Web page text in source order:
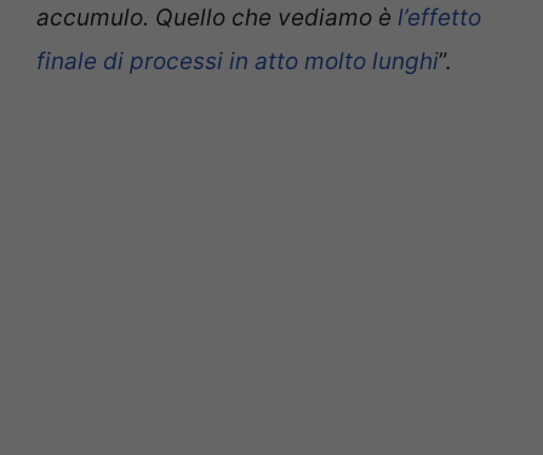
accumulo. Quello che vediamo è l’effetto
finale di processi in atto molto lunghi”.